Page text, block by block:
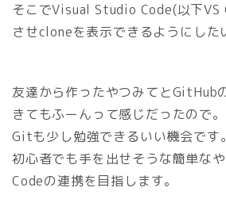
そこでVisual Studio Code(以下
させcloneを表示できるようにした
友達から作ったやつみてとGitHub
きてもふーんって感じだったので。
Gitも少し勉強できるいい機会です。
初心者でも手を出せそうな簡単な
Codeの連携を目指します。